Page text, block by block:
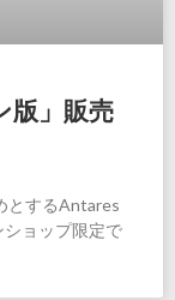
版」販売
とするAntares
ョップ限定で